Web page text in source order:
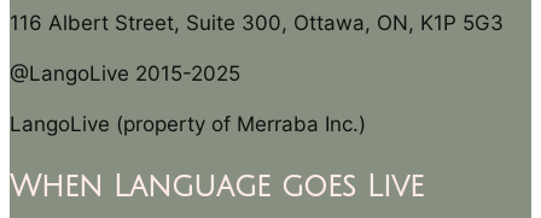
116 Albert Street, Suite 300, Ottawa, ON, K1P 5G3
@LangoLive 2015-2025
LangoLive (property of Merraba Inc.)
When Language goes Live